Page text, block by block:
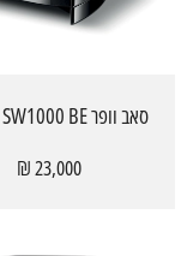
סאב וופר FOCAL SW1000 BE
23,000 ₪